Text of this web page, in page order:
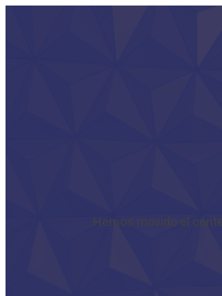
Hemos movido el